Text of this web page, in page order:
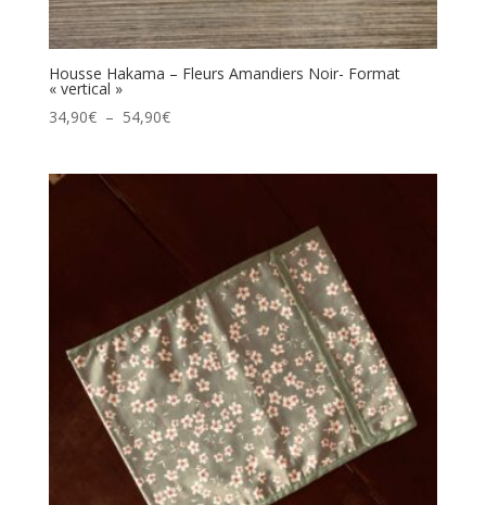
Housse Hakama – Fleurs Amandiers Noir- Format
« vertical »
34,90€ – 54,90€Plage